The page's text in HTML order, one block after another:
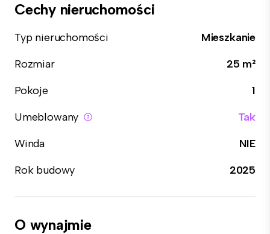
Cechy nieruchomości
Typ nieruchomości
Mieszkanie
Rozmiar
25 m²
Pokoje
1
Umeblowany
Tak
Winda
NIE
Rok budowy
2025
O wynajmie